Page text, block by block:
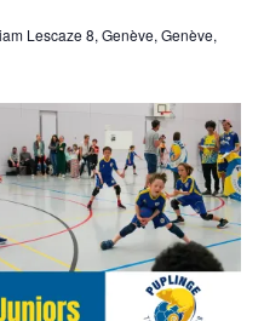
Lescaze 8, Genève, Genève,